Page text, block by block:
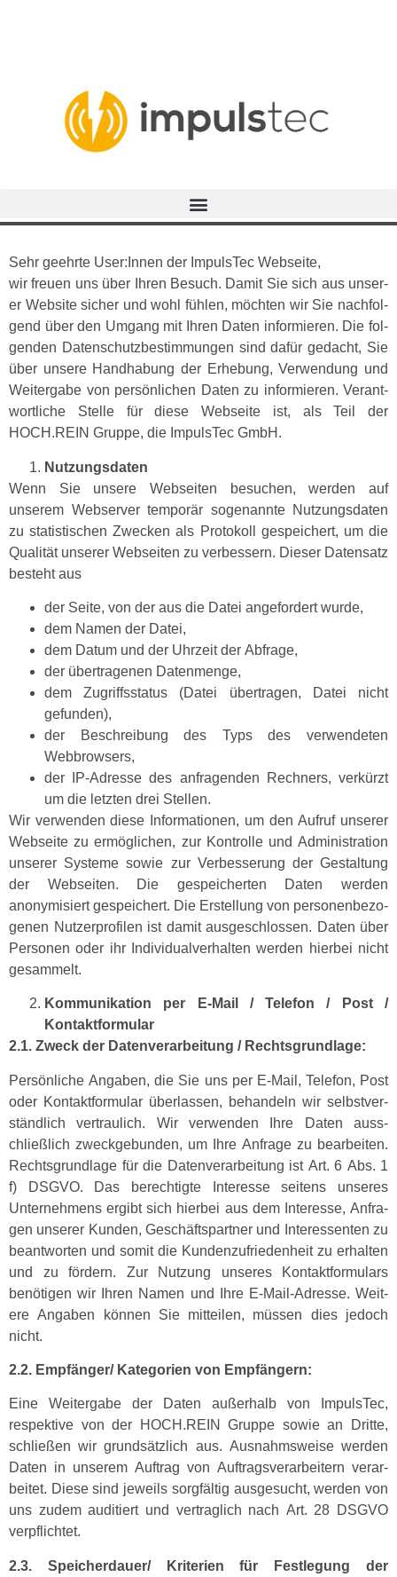
Sehr geehrte User:Innen der Impul­sTec Web­seite,
wir freuen uns über Ihren Besuch. Damit Sie sich aus unser­
er Web­site sich­er und wohl fühlen, möcht­en wir Sie nach­fol­
gend über den Umgang mit Ihren Dat­en informieren. Die fol­
gen­den Daten­schutzbes­tim­mungen sind dafür gedacht, Sie
über unsere Hand­habung der Erhe­bung, Ver­wen­dung und
Weit­er­gabe von per­sön­lichen Dat­en zu informieren. Ver­ant­
wortliche Stelle für diese Web­seite ist, als Teil der
HOCH.REIN Gruppe, die Impul­sTec GmbH.
Nutzungs­dat­en
Wenn Sie unsere Web­seit­en besuchen, wer­den auf
unserem Web­serv­er tem­porär soge­nan­nte Nutzungs­dat­en
zu sta­tis­tis­chen Zweck­en als Pro­tokoll gespe­ichert, um die
Qual­ität unser­er Web­seit­en zu verbessern. Dieser Daten­satz
beste­ht aus
der Seite, von der aus die Datei ange­fordert wurde,
dem Namen der Datei,
dem Datum und der Uhrzeit der Abfrage,
der über­tra­ge­nen Datenmenge,
dem Zugriff­ssta­tus (Datei über­tra­gen, Datei nicht
gefunden),
der Beschrei­bung des Typs des ver­wen­de­ten
Webbrowsers,
der IP-Adresse des anfra­gen­den Rech­n­ers, verkürzt
um die let­zten drei Stellen.
Wir ver­wen­den diese Infor­ma­tio­nen, um den Aufruf unser­er
Web­seite zu ermöglichen, zur Kon­trolle und Admin­is­tra­tion
unser­er Sys­teme sowie zur Verbesserung der Gestal­tung
der Web­seit­en. Die gespe­icherten Dat­en wer­den
anonymisiert gespe­ichert. Die Erstel­lung von per­so­n­en­be­zo­
ge­nen Nutzer­pro­filen ist damit aus­geschlossen. Dat­en über
Per­so­n­en oder ihr Indi­vid­u­alver­hal­ten wer­den hier­bei nicht
gesammelt.
Kom­mu­nika­tion per E‑Mail / Tele­fon / Post /
Kontaktformular
2.1. Zweck der Daten­ver­ar­beitung / Rechtsgrundlage:
Per­sön­liche Angaben, die Sie uns per E‑Mail, Tele­fon, Post
oder Kon­tak­t­for­mu­lar über­lassen, behan­deln wir selb­stver­
ständlich ver­traulich. Wir ver­wen­den Ihre Dat­en auss­
chließlich zweck­ge­bun­den, um Ihre Anfrage zu bear­beit­en.
Rechts­grund­lage für die Daten­ver­ar­beitung ist Art. 6 Abs. 1
f) DSGVO. Das berechtigte Inter­esse seit­ens unseres
Unternehmens ergibt sich hier­bei aus dem Inter­esse, Anfra­
gen unser­er Kun­den, Geschäftspart­ner und Inter­essen­ten zu
beant­worten und somit die Kun­den­zufrieden­heit zu erhal­ten
und zu fördern. Zur Nutzung unseres Kon­tak­t­for­mu­la­rs
benöti­gen wir Ihren Namen und Ihre E‑Mail-Adresse. Weit­
ere Angaben kön­nen Sie mit­teilen, müssen dies jedoch
nicht.
2.2. Empfänger/ Kat­e­gorien von Empfängern:
Eine Weit­er­gabe der Dat­en außer­halb von Impul­sTec,
respek­tive von der HOCH.REIN Gruppe sowie an Dritte,
schließen wir grund­sät­zlich aus. Aus­nahm­sweise wer­den
Dat­en in unserem Auf­trag von Auf­tragsver­ar­beit­ern ver­ar­
beit­et. Diese sind jew­eils sorgfältig aus­ge­sucht, wer­den von
uns zudem audi­tiert und ver­traglich nach Art. 28 DSGVO
verpflichtet.
2.3. Speicherdauer/ Kri­te­rien für Fes­tle­gung der